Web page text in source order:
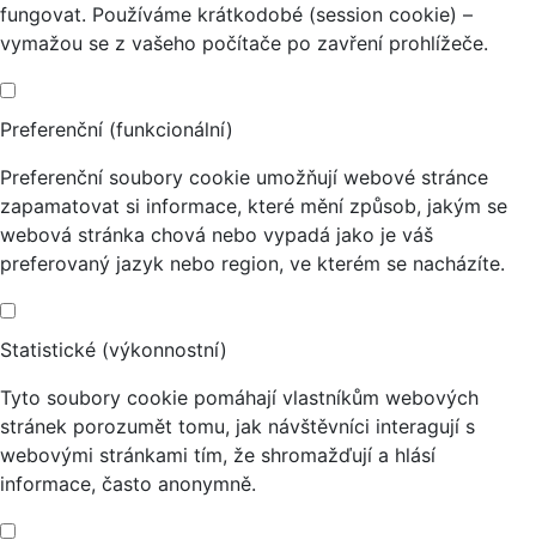
fungovat. Používáme krátkodobé (session cookie) –
vymažou se z vašeho počítače po zavření prohlížeče.
Preferenční (funkcionální)
Preferenční soubory cookie umožňují webové stránce
zapamatovat si informace, které mění způsob, jakým se
webová stránka chová nebo vypadá jako je váš
preferovaný jazyk nebo region, ve kterém se nacházíte.
Statistické (výkonnostní)
Tyto soubory cookie pomáhají vlastníkům webových
stránek porozumět tomu, jak návštěvníci interagují s
webovými stránkami tím, že shromažďují a hlásí
informace, často anonymně.